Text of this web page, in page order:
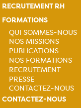
RECRUTEMENT RH
FORMATIONS
Navigation
principale
QUI SOMMES-NOUS
NOS MISSIONS
PUBLICATIONS
NOS FORMATIONS
RECRUTEMENT
PRESSE
CONTACTEZ-NOUS
CONTACTEZ-NOUS